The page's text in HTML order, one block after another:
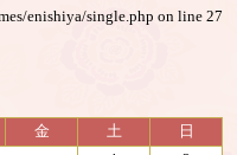
enishiya/single.php on line27
金 土
日